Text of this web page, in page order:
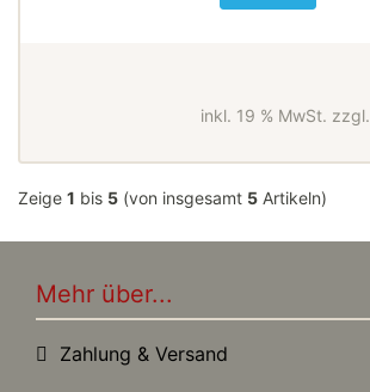
inkl. 19 % MwSt. zzgl.
Zeige 1 bis 5 (von insgesamt 5 Artikeln)
Mehr über...
Zahlung & Versand